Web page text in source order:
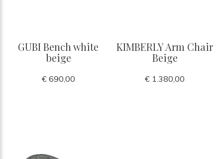
GUBI Bench white
beige
€ 690,00
KIMBERLY Arm Chair
Beige
€ 1.380,00